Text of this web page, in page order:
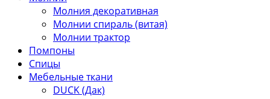
Молния декоративная
Молнии спираль (витая)
Молнии трактор
Помпоны
Спицы
Мебельные ткани
DUCK (Дак)